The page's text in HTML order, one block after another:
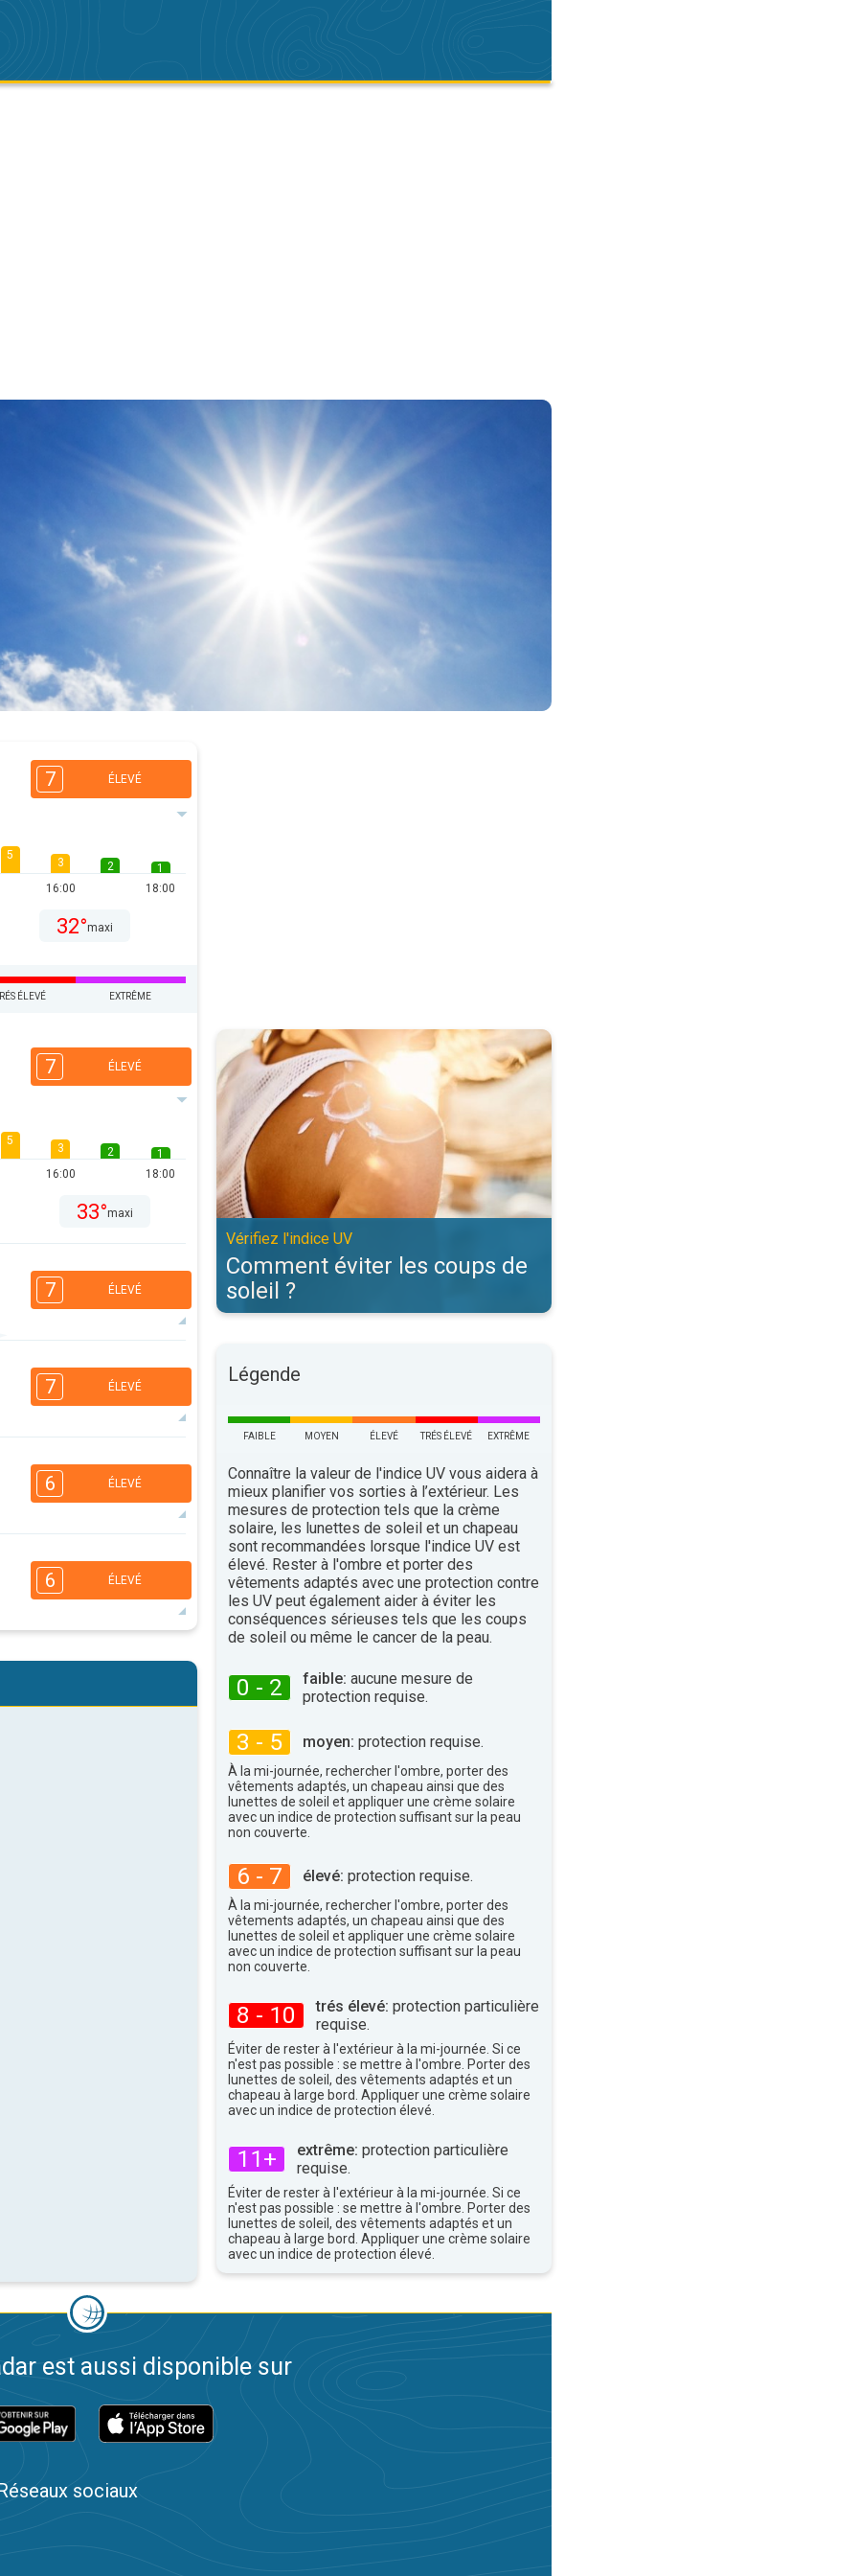
7 ÉLEVÉ
5
3
16:00
2
1
18:00
32°maxi
ÉLEVÉ EXTRÊME
7 ÉLEVÉ
5
3
16:00
2
1
18:00
33°maxi
7 ÉLEVÉ
3
16:00
35°maxi
7 ÉLEVÉ
2
16:00
1
38°maxi
6 ÉLEVÉ
3
16:00
2
31°
6 ÉLEVÉ
3
2
1
Comment éviter les coups de soleil ?. Vérifiez l'indice UV. . .
Vérifiez l'indice UV
Comment éviter les coups de
soleil ?
Légende
FAIBLE MOYEN ÉLEVÉ TRÉS ÉLEVÉ EXTRÊME
Connaître la valeur de l'indice UV vous aidera à
mieux planifier vos sorties à l’extérieur. Les
mesures de protection tels que la crème
solaire, les lunettes de soleil et un chapeau
sont recommandées lorsque l'indice UV est
élevé. Rester à l'ombre et porter des
vêtements adaptés avec une protection contre
les UV peut également aider à éviter les
conséquences sérieuses tels que les coups
de soleil ou même le cancer de la peau.
0 - 2 faible: aucune mesure de
protection requise.
3 - 5 moyen: protection requise.
À la mi-journée, rechercher l'ombre, porter des
vêtements adaptés, un chapeau ainsi que des
lunettes de soleil et appliquer une crème solaire
avec un indice de protection suffisant sur la peau
non couverte.
6 - 7 élevé: protection requise.
À la mi-journée, rechercher l'ombre, porter des
vêtements adaptés, un chapeau ainsi que des
lunettes de soleil et appliquer une crème solaire
avec un indice de protection suffisant sur la peau
non couverte.
8 - 10 trés élevé: protection particulière
requise.
Éviter de rester à l'extérieur à la mi-journée. Si ce
n'est pas possible : se mettre à l'ombre. Porter des
lunettes de soleil, des vêtements adaptés et un
chapeau à large bord. Appliquer une crème solaire
avec un indice de protection élevé.
11+ extrême: protection particulière
requise.
Éviter de rester à l'extérieur à la mi-journée. Si ce
n'est pas possible : se mettre à l'ombre. Porter des
lunettes de soleil, des vêtements adaptés et un
chapeau à large bord. Appliquer une crème solaire
avec un indice de protection élevé.
est aussi disponible sur
sociaux